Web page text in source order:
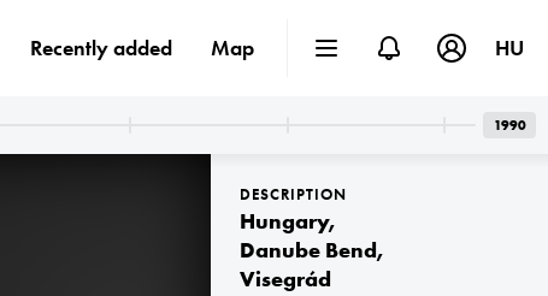
DESCRIPTION
Hungary,
Danube Bend,
Visegrád
Recently added Map HU
1990